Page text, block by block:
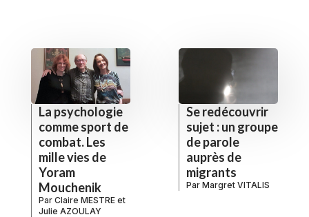
La psychologie
comme sport de
combat. Les
mille vies de
Yoram
Mouchenik
Par Claire MESTRE et
Julie AZOULAY
Se redécouvrir
sujet : un groupe
de parole
auprès de
migrants
Par Margret VITALIS